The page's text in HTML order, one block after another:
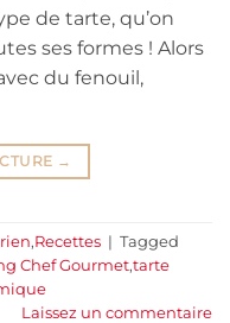
de tarte, qu’on
ses formes ! Alors
du fenouil,
→
,Recettes | Tagged
Chef Gourmet,tarte
Laissez un commentaire